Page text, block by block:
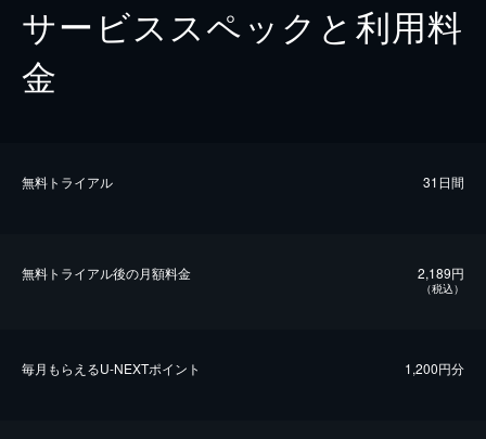
サービススペックと利用料
金
無料トライアル 31日間
無料トライアル後の⽉額料金 2,189円
（税込）
毎⽉もらえるU-NEXTポイント 1,200円分